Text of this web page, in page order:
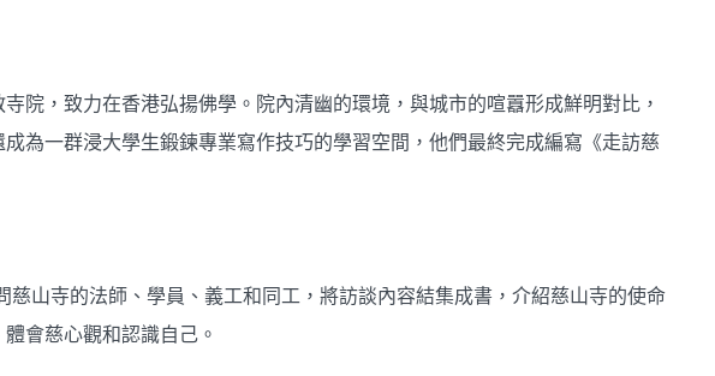
院，致力在香港弘揚佛學。院內清幽的環境，與城市的喧囂形成鮮明對比，
為一群浸大學生鍛鍊專業寫作技巧的學習空間，他們最終完成編寫《走訪慈
山寺的法師、學員、義工和同工，將訪談內容結集成書，介紹慈山寺的使命
會慈心觀和認識自己。